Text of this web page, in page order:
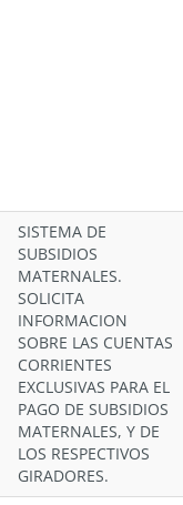
SISTEMA DE
SUBSIDIOS
MATERNALES.
SOLICITA
INFORMACION
SOBRE LAS CUENTAS
CORRIENTES
EXCLUSIVAS PARA EL
PAGO DE SUBSIDIOS
MATERNALES, Y DE
LOS RESPECTIVOS
GIRADORES.